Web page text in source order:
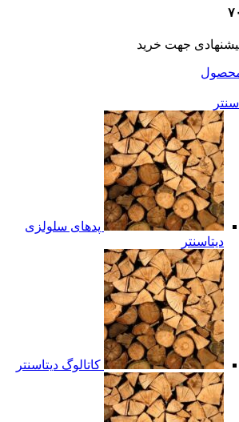
جهت خرید
پدهای سلولزی
دیتاسنتر
کاتالوگ دیتاسنتر